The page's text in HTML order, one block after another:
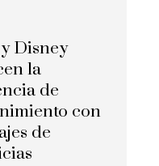
Disney
la
de
con
de